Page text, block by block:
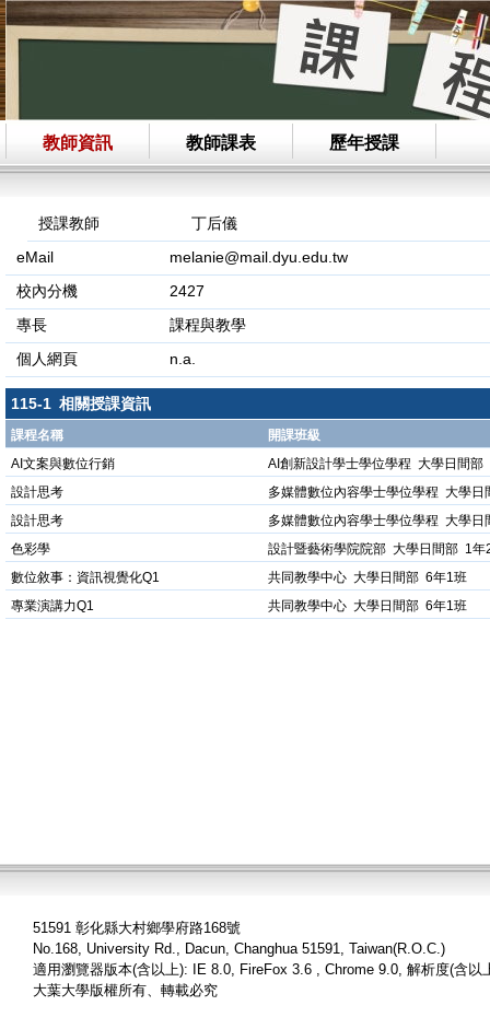
教師資訊 教師課表 歷年授課
授課教師
丁后儀
eMail
melanie@mail.dyu.edu.tw
校內分機
2427
專長
課程與教學
個人網頁
n.a.
115-1 相關授課資訊
課程名稱
開課班級
AI文案與數位行銷
AI創新設計學士學位學程 大學日間部
設計思考
多媒體數位內容學士學位學程 大學
設計思考
多媒體數位內容學士學位學程 大學
色彩學
設計暨藝術學院院部 大學日間部 1年
數位敘事：資訊視覺化Q1
共同教學中心 大學日間部 6年1班
專業演講力Q1
共同教學中心 大學日間部 6年1班
51591 彰化縣大村鄉學府路168號
No.168, University Rd., Dacun, Changhua 51591, Taiwan(R.O.C.)
適用瀏覽器版本(含以上): IE 8.0, FireFox 3.6 , Chrome 9.0, 解析度(含以
大葉大學版權所有、轉載必究